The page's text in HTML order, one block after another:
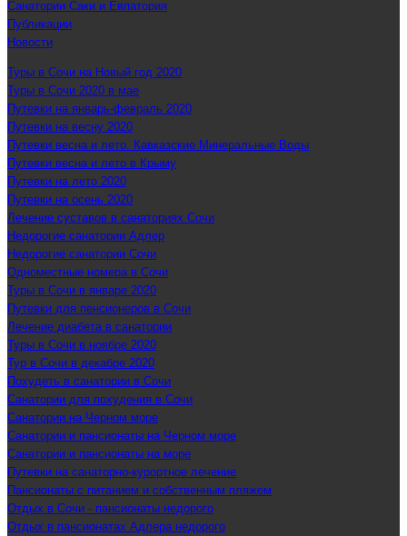
Санатории Саки и Евпатория
Публикации
Новости
Туры в Сочи на Новый год 2020
Туры в Сочи 2020 в мае
Путевки на январь-февраль 2020
Путевки на весну 2020
Путевки весна и лето. Кавказские Минеральные Воды
Путевки весна и лето в Крыму
Путевки на лето 2020
Путевки на осень 2020
Лечение суставов в санаториях Сочи
Недорогие санатории Адлер
Недорогие санатории Сочи
Одноместные номера в Сочи
Туры в Сочи в январе 2020
Путевки для пенсионеров в Сочи
Лечение диабета в санатории
Туры в Сочи в ноябре 2020
Тур в Сочи в декабре 2020
Похудеть в санатории в Сочи
Санатории для похудения в Сочи
Санатории на Черном море
Санатории и пансионаты на Черном море
Санатории и пансионаты на море
Путевки на санаторно-курортное лечение
Пансионаты с питанием и собственным пляжем
Отдых в Сочи - пансионаты недорого
Отдых в пансионатах Адлера недорого